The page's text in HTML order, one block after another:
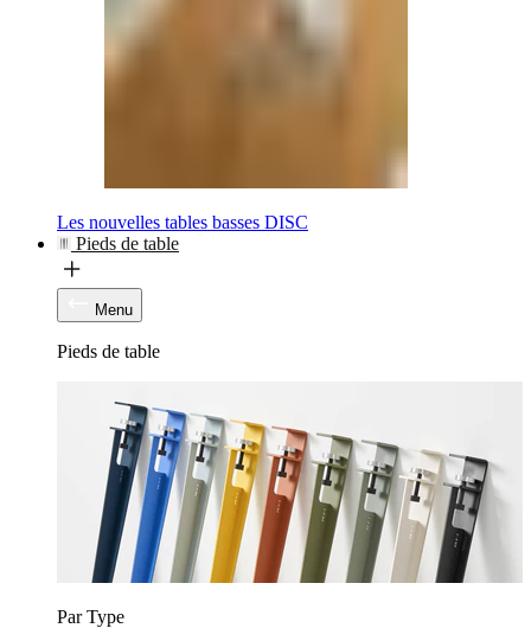
Les nouvelles tables basses DISC
Pieds de table
Menu
Pieds de table
Par Type